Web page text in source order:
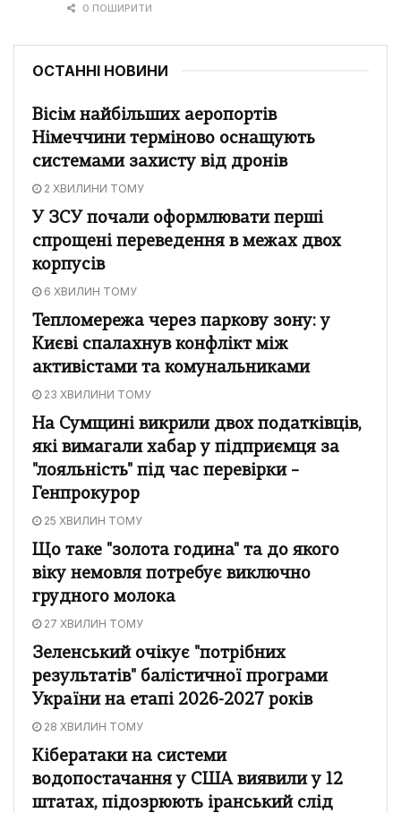
0 ПОШИРИТИ
ОСТАННІ НОВИНИ
Вісім найбільших аеропортів
Німеччини терміново оснащують
системами захисту від дронів
2 ХВИЛИНИ ТОМУ
У ЗСУ почали оформлювати перші
спрощені переведення в межах двох
корпусів
6 ХВИЛИН ТОМУ
Тепломережа через паркову зону: у
Києві спалахнув конфлікт між
активістами та комунальниками
23 ХВИЛИНИ ТОМУ
На Сумщині викрили двох податківців,
які вимагали хабар у підприємця за
"лояльність" під час перевірки –
Генпрокурор
25 ХВИЛИН ТОМУ
Що таке "золота година" та до якого
віку немовля потребує виключно
грудного молока
27 ХВИЛИН ТОМУ
Зеленський очікує "потрібних
результатів" балістичної програми
України на етапі 2026-2027 років
28 ХВИЛИН ТОМУ
Кібератаки на системи
водопостачання у США виявили у 12
штатах, підозрюють іранський слід